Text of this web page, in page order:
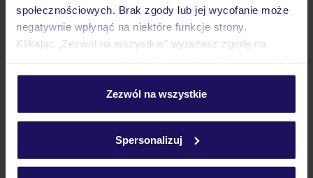
społecznościowych. Brak zgody lub jej wycofanie może
negatywnie wpłynąć na niektóre funkcje strony.
Klikając „Zezwól na wszystkie” wyrażasz zgodę na
personalizować swój wybór wchodząc w zakładkę
Szczegółowe informacje o plikach cookie znajdziesz
Zezwól na wszystkie
Spersonalizuj
Wyżywienie
Ważne informacje